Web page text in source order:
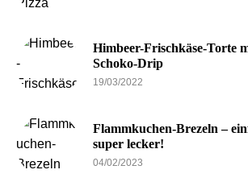
Himbeer-Frischkäse-Torte
Schoko-Drip
19/03/2022
Flammkuchen-Brezeln –
super lecker!
04/02/2023